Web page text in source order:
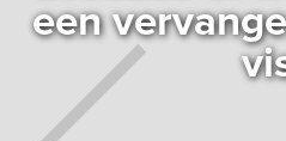
een